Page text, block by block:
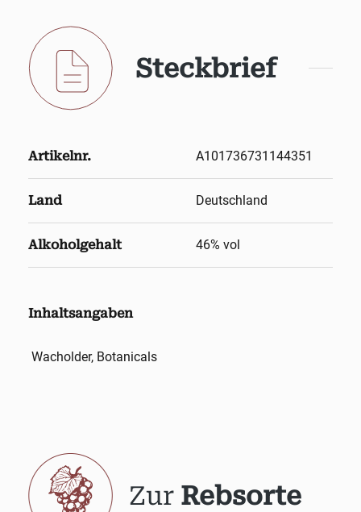
Steckbrief
Artikelnr. A101736731144351
Land Deutschland
Alkoholgehalt 46% vol
Inhaltsangaben
Wacholder, Botanicals
Zur Rebsorte